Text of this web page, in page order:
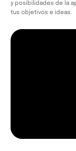
y posibilidades de la
tus objetivos e ideas.